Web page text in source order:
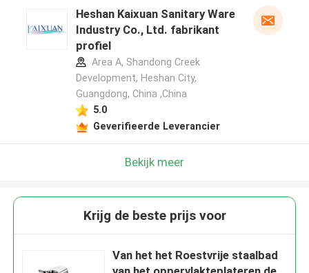
Heshan Kaixuan Sanitary Ware
Industry Co., Ltd. fabrikant
profiel
Area A, Shandong Creek
Development, Heshan City,
Guangdong, China ,China
5.0
Geverifieerde Leverancier
Bekijk meer
Krijg de beste prijs voor
Van het het Roestvrije staalbad